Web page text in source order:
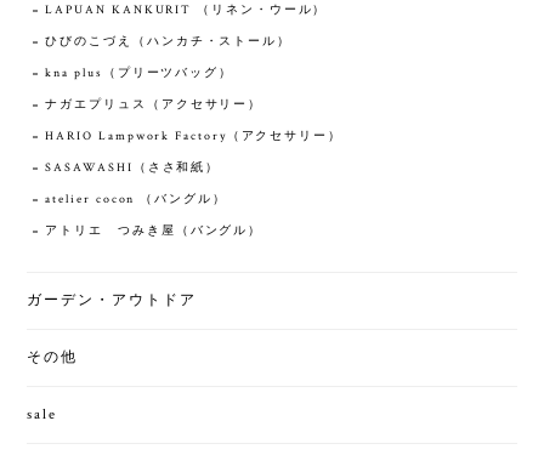
LAPUAN KANKURIT （リネン・ウール）
ひびのこづえ（ハンカチ・ストール）
kna plus（プリーツバッグ）
ナガエプリュス（アクセサリー）
HARIO Lampwork Factory（アクセサリー）
SASAWASHI（ささ和紙）
atelier cocon （バングル）
アトリエ つみき屋（バングル）
ガーデン・アウトドア
その他
sale